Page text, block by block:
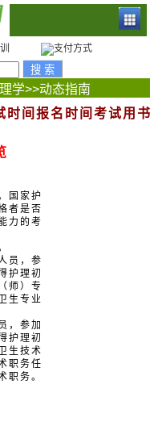
学>>动态指南
时间报名时间考试用
国家护
者是否
力的考
员，参
护理初
师）专
生专业
，参加
护理初
生技术
职务任
职务。